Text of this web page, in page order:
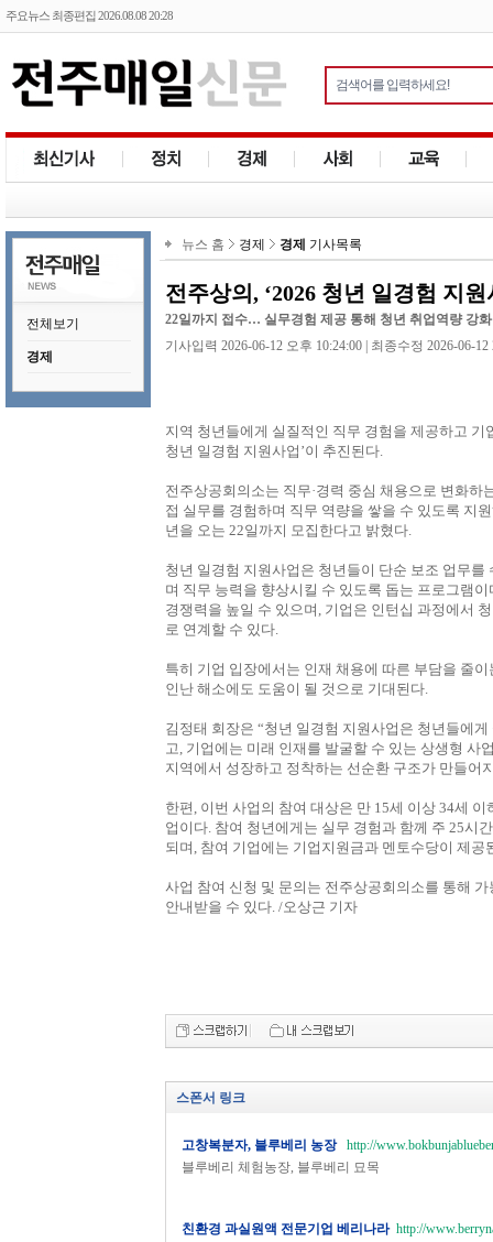
주요뉴스 최종편집 2026.08.08 20:28
전체보기
경제
뉴스 홈 경제 경제 기사목록
전주상의, ‘2026 청년 일경험 지
22일까지 접수… 실무경험 제공 통해 청년 취업역량 강
기사입력 2026-06-12 오후 10:24:00 | 최종수정 2026-06-12
지역 청년들에게 실질적인 직무 경험을 제공하고
청년 일경험 지원사업’이 추진된다.
전주상공회의소는 직무·경력 중심 채용으로 변화
접 실무를 경험하며 직무 역량을 쌓을 수 있도록 지
년을 오는 22일까지 모집한다고 밝혔다.
청년 일경험 지원사업은 청년들이 단순 보조 업무
며 직무 능력을 향상시킬 수 있도록 돕는 프로그램
경쟁력을 높일 수 있으며, 기업은 인턴십 과정에서
로 연계할 수 있다.
특히 기업 입장에서는 인재 채용에 따른 부담을 줄
인난 해소에도 도움이 될 것으로 기대된다.
김정태 회장은 “청년 일경험 지원사업은 청년들에
고, 기업에는 미래 인재를 발굴할 수 있는 상생형 사
지역에서 성장하고 정착하는 선순환 구조가 만들어
한편, 이번 사업의 참여 대상은 만 15세 이상 34세
업이다. 참여 청년에게는 실무 경험과 함께 주 25시
되며, 참여 기업에는 기업지원금과 멘토수당이 제공
사업 참여 신청 및 문의는 전주상공회의소를 통해
안내받을 수 있다. /오상근 기자
스폰서 링크
고창복분자, 블루베리 농장 http://
블루베리 체험농장, 블루베리 묘목
친환경 과실원액 전문기업 베리나라 http://